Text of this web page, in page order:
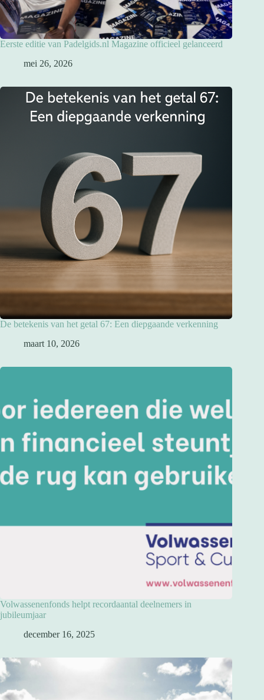
Eerste editie van Padelgids.nl Magazine officieel gelanceerd
mei 26, 2026
De betekenis van het getal 67: Een diepgaande verkenning
maart 10, 2026
Volwassenenfonds helpt recordaantal deelnemers in
jubileumjaar
december 16, 2025